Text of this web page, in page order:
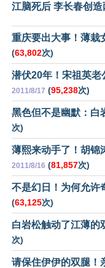
江脑死后 李长春创造
重庆要出大事！薄栽
(63,802次)
潜伏20年！宋祖英老
2011/8/17 (95,238次)
黑色但不是幽默：白
次)
薄熙来动手了！胡锦
2011/8/16 (81,857次)
不是幻日！为何允许
(63,125次)
白岩松触动了江薄的
次)
请保住伊伊的双腿！